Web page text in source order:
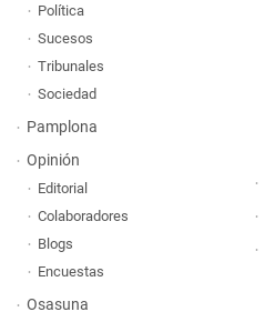
Política
Sucesos
Tribunales
Sociedad
Pamplona
Opinión
Editorial
Colaboradores
Blogs
Encuestas
Osasuna